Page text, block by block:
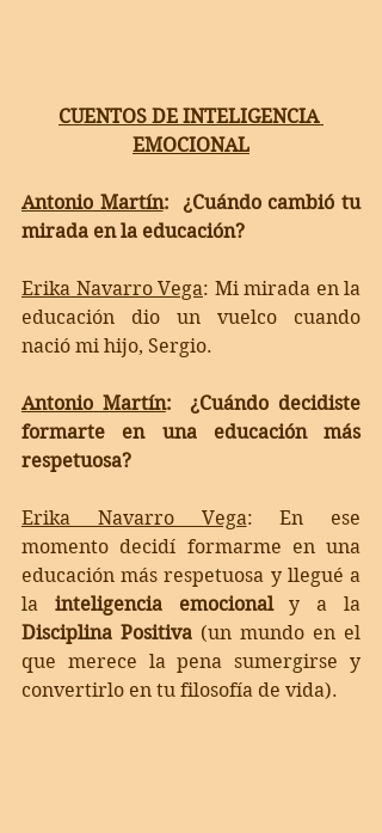
CUENTOS DE INTELIGENCIA
EMOCIONAL
Antonio Martín:  ¿Cuándo cambió tu
mirada en la educación?
Erika Navarro Vega: Mi mirada en la
educación dio un vuelco cuando
nació mi hijo, Sergio.
Antonio Martín:  ¿Cuándo decidiste
formarte en una educación más
respetuosa?
Erika Navarro Vega: En ese
momento decidí formarme en una
educación más respetuosa y llegué a
la inteligencia emocional
Disciplina Positiva (un mundo en el
que merece la pena sumergirse y
convertirlo en tu filosofía de vida).